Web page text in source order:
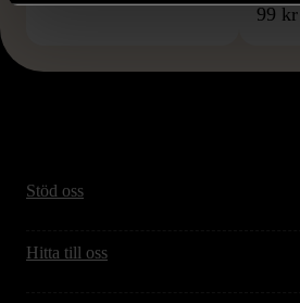
99 kr
Stöd oss
Hitta till oss